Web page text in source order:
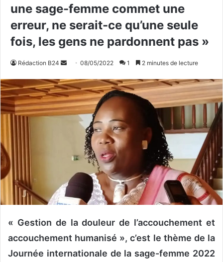
une sage-femme commet une
erreur, ne serait-ce qu’une seule
fois, les gens ne pardonnent pas »
Rédaction B24
v
o
y
o
r
e
l
08/05/2022 1 2 minutes de lecture
« Gestion de la douleur de l’accouchement et
accouchement humanisé », c’est le thème de la
Journée internationale de la sage-femme 2022